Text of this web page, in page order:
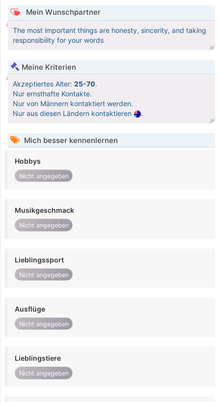
Mein Wunschpartner
The most important things are honesty, sincerity, and taking
responsibility for your words
Meine Kriterien
Akzeptiertes Alter: 25-70.
Nur ernsthafte Kontakte.
Nur von Männern kontaktiert werden.
Nur aus diesen Ländern kontaktieren
.
Mich besser kennenlernen
Hobbys
Nicht angegeben
Musikgeschmack
Nicht angegeben
Lieblingssport
Nicht angegeben
Ausflüge
Nicht angegeben
Lieblingstiere
Nicht angegeben